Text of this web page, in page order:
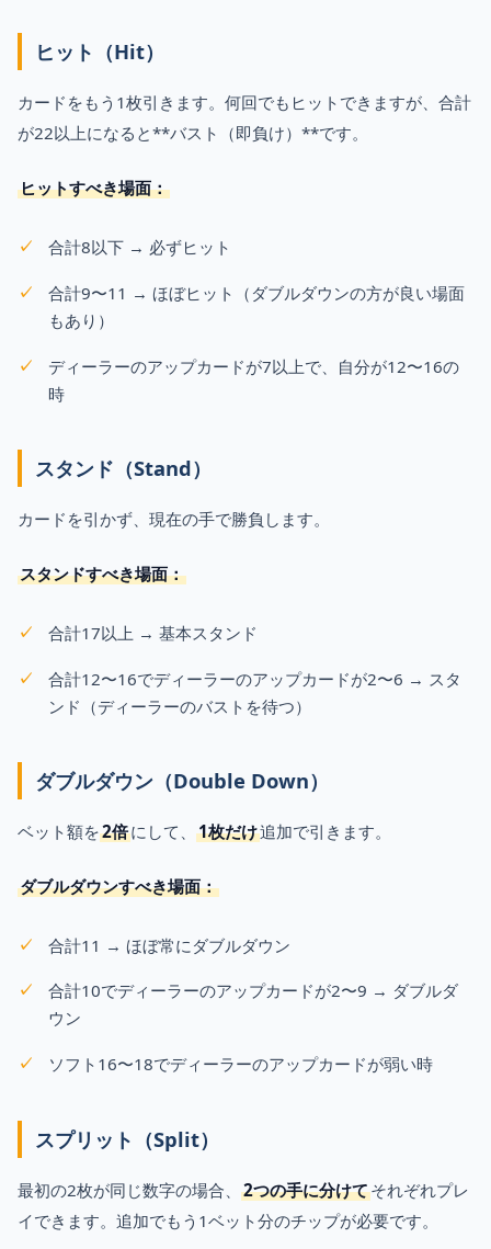
ヒット（Hit）
カードをもう1枚引きます。何回でもヒットできますが、合計
が22以上になると**バスト（即負け）**です。
ヒットすべき場面：
合計8以下 → 必ずヒット
合計9〜11 → ほぼヒット（ダブルダウンの方が良い場面
もあり）
ディーラーのアップカードが7以上で、自分が12〜16の
時
スタンド（Stand）
カードを引かず、現在の手で勝負します。
スタンドすべき場面：
合計17以上 → 基本スタンド
合計12〜16でディーラーのアップカードが2〜6 → スタ
ンド（ディーラーのバストを待つ）
ダブルダウン（Double Down）
ベット額を2倍にして、 1枚だけ追加で引きます。
ダブルダウンすべき場面：
合計11 → ほぼ常にダブルダウン
合計10でディーラーのアップカードが2〜9 → ダブルダ
ウン
ソフト16〜18でディーラーのアップカードが弱い時
スプリット（Split）
最初の2枚が同じ数字の場合、 2つの手に分けてそれぞれプレ
イできます。追加でもう1ベット分のチップが必要です。